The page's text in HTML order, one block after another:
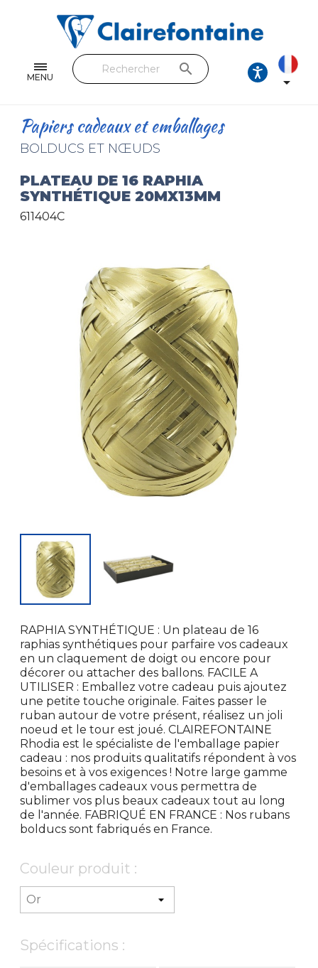
MENU
Feuilles & Copies
Beaux-arts & Dessin
Loisirs créatifs
Cuir & trousses
Toutes les collections
search

Papiers cadeaux et emballages
BOLDUCS ET NŒUDS
PLATEAU DE 16 RAPHIA
SYNTHÉTIQUE 20MX13MM
611404C
RAPHIA SYNTHÉTIQUE : Un plateau de 16
raphias synthétiques pour parfaire vos cadeaux
en un claquement de doigt ou encore pour
décorer ou attacher des ballons. FACILE A
UTILISER : Emballez votre cadeau puis ajoutez
une petite touche originale. Faites passer le
ruban autour de votre présent, réalisez un joli
noeud et le tour est joué. CLAIREFONTAINE
Rhodia est le spécialiste de l'emballage papier
cadeau : nos produits qualitatifs répondent à vos
besoins et à vos exigences ! Notre large gamme
d'emballages cadeaux vous permettra de
sublimer vos plus beaux cadeaux tout au long
de l'année. FABRIQUÉ EN FRANCE : Nos rubans
bolducs sont fabriqués en France.
Couleur produit :
Spécifications :